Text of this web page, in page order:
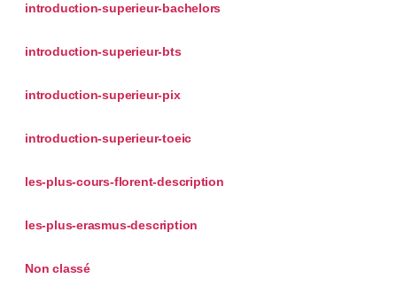
introduction-superieur-bachelors
introduction-superieur-bts
introduction-superieur-pix
introduction-superieur-toeic
les-plus-cours-florent-description
les-plus-erasmus-description
Non classé